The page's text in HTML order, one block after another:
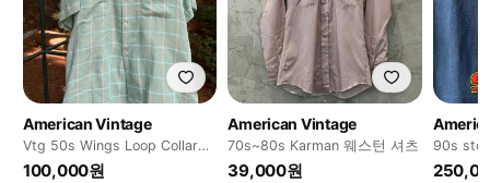
American Vintage
Vtg 50s Wings Loop Collar
Shirt
100,000원
American Vintage
70s~80s Karman 웨스턴 셔츠
39,000원
90s